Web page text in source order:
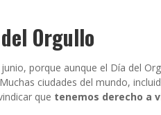
Orgullo
porque aunque el Día del
ciudades del mundo,
que tenemos derecho a